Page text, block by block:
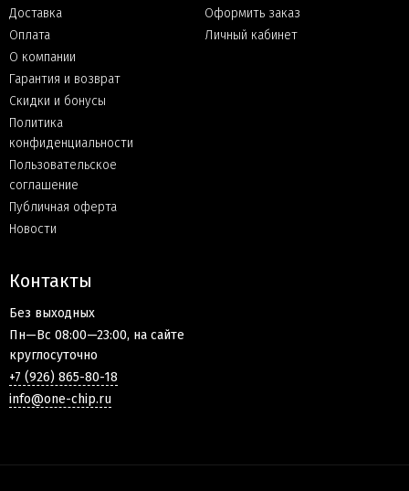
Доставка
Оплата
О компании
Гарантия и возврат
Скидки и бонусы
Политика
конфиденциальности
Пользовательское
соглашение
Публичная оферта
Новости
Оформить заказ
Личный кабинет
Контакты
Без выходных
Пн—Вс 08:00—23:00, на сайте
круглосуточно
+7 (926) 865-80-18
info@one-chip.ru